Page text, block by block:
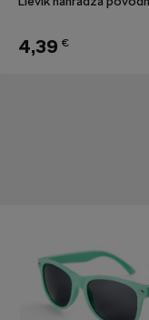
4,39 €